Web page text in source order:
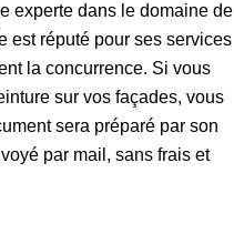
experte dans le domaine de
est réputé pour ses services
la concurrence. Si vous
sur vos façades, vous
sera préparé par son
par mail, sans frais et